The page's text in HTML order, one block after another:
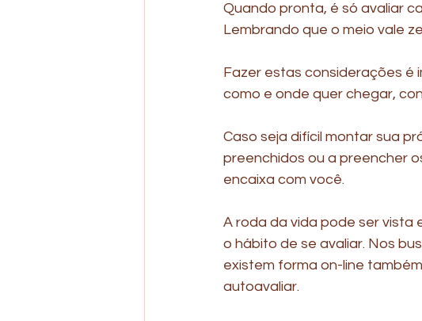
Quando pronta, é só avaliar
Lembrando que o meio vale
Fazer estas considerações é
como e onde quer chegar,
Caso seja difícil montar sua
preenchidos ou a preencher
encaixa com você.
A roda da vida pode ser vista
o hábito de se avaliar. Nos
existem forma on-line
autoavaliar.